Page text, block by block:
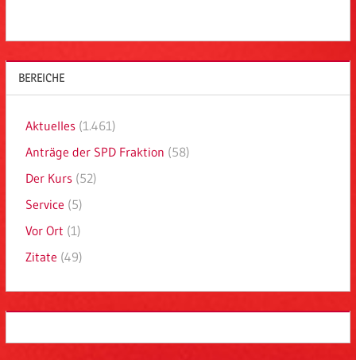
BEREICHE
Aktuelles(1.461)
Anträge der SPD Fraktion (58)
Der Kurs(52)
Service (5)
Vor Ort (1)
Zitate (49)